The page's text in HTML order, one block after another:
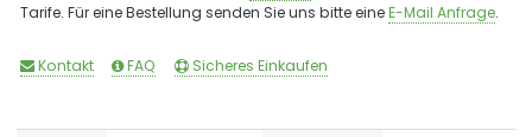
Tarife. Für eine Bestellung senden Sie uns bitte eineE-Mail Anfrage.
Kontakt FAQ Sicheres Einkaufen